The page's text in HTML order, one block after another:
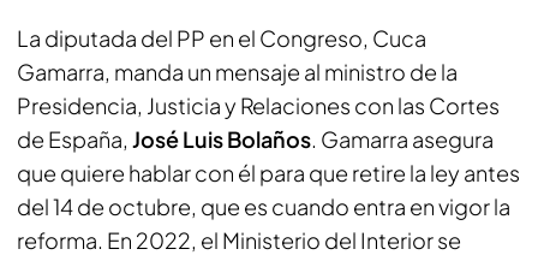
La diputada del PP en el Congreso, Cuca
Gamarra, manda un mensaje al ministro de la
Presidencia, Justicia y Relaciones con las Cortes
de España, José Luis Bolaños. Gamarra asegura
que quiere hablar con él para que retire la ley antes
del 14 de octubre, que es cuando entra en vigor la
reforma. En 2022, el Ministerio del Interior se